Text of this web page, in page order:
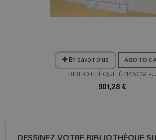
En savoir plus ADD TO
BIBLIOTHÈQUE (H145CM -...
901,28 €